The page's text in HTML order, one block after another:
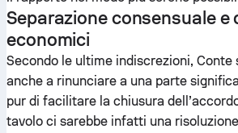
Separazione consensuale e
economici
Secondo le ultime indiscrezioni, Conte
anche a rinunciare a una parte
pur di facilitare la chiusura
tavolo ci sarebbe infatti una